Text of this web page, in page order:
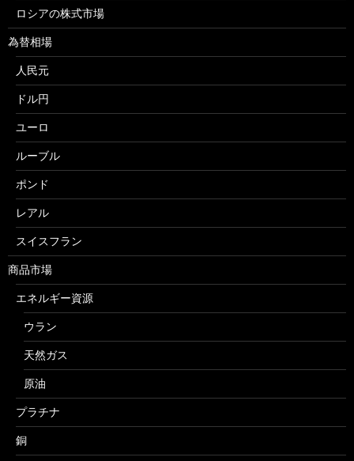
ロシアの株式市場
為替相場
人民元
ドル円
ユーロ
ルーブル
ポンド
レアル
スイスフラン
商品市場
エネルギー資源
ウラン
天然ガス
原油
プラチナ
銅